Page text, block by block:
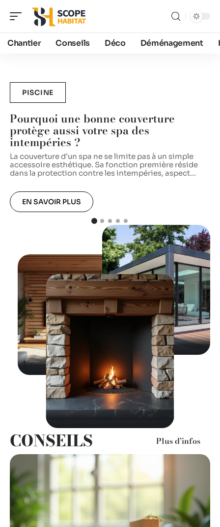
Chantier Conseils Déco Déménagement
PISCINE
Pourquoi une bonne couverture
protège aussi votre spa des
intempéries ?
La couverture d’un spa ne se limite pas à un simple
accessoire esthétique. Sa fonction première réside
dans la protection contre les intempéries, aspect…
EN SAVOIR PLUS
CONSEILS Plus d’infos